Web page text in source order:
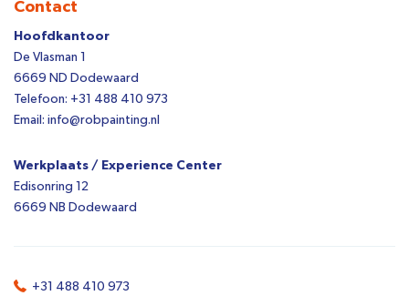
Contact
Hoofdkantoor
De Vlasman 1
6669 ND Dodewaard
Telefoon: +31 488 410 973
Email: info@robpainting.nl
Werkplaats / Experience Center
Edisonring 12
6669 NB Dodewaard
+31 488 410 973